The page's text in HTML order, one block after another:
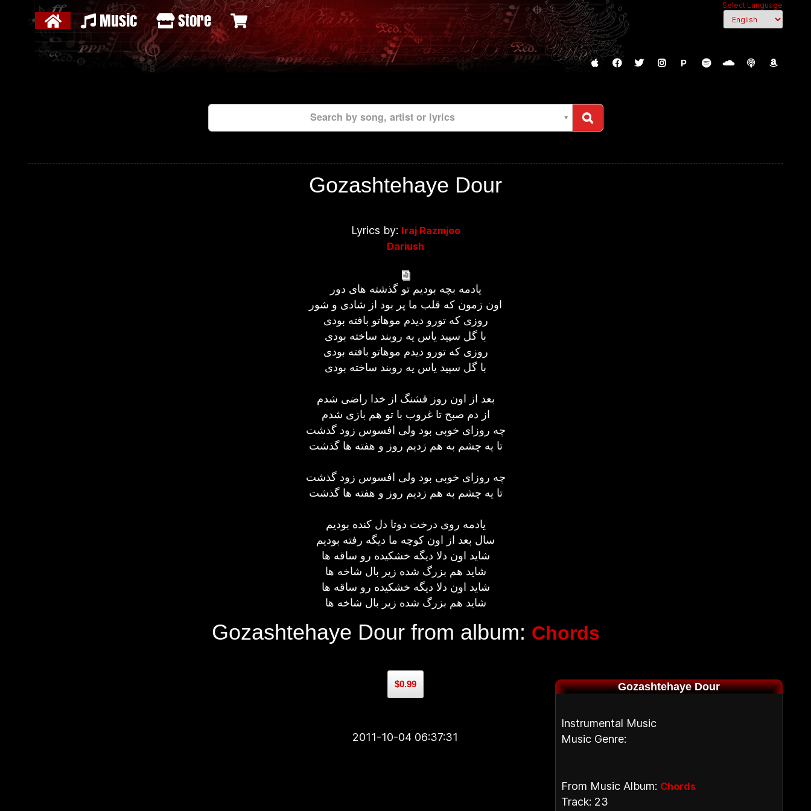
Select Language
Music Store
P
Search by song, artist or lyrics
Gozashtehaye Dour
Lyrics by: Iraj Razmjoo
Dariush
یادمه بچه بودیم تو گذشته های دور
اون زمون که قلب ما پر بود از شادی و شور
روزی که تورو دیدم موهاتو بافته بودی
با گل سپید یاس یه روبند ساخته بودی
روزی که تورو دیدم موهاتو بافته بودی
با گل سپید یاس یه روبند ساخته بودی
بعد از اون روز قشنگ از خدا راضی شدم
از دم صبح تا غروب با تو هم بازی شدم
چه روزای خوبی بود ولی افسوس زود گذشت
تا یه چشم به هم زدیم روز و هفته ها گذشت
چه روزای خوبی بود ولی افسوس زود گذشت
تا یه چشم به هم زدیم روز و هفته ها گذشت
یادمه روی درخت دوتا دل کنده بودیم
سال بعد از اون کوچه ما دیگه رفته بودیم
شاید اون دلا دیگه خشکیده رو ساقه ها
شاید هم بزرگ شده زیر بال شاخه ها
شاید اون دلا دیگه خشکیده رو ساقه ها
شاید هم بزرگ شده زیر بال شاخه ها
Gozashtehaye Dour from album: Chords
$0.99
2011-10-04 06:37:31
Gozashtehaye Dour
Instrumental Music
Music Genre:
From Music Album: Chords
Track: 23